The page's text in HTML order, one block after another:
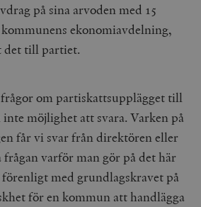
på sina arvoden med 15
ekonomiavdelning,
det till partiet.
om partiskattsupplägget till
möjlighet att svara. Varken på
får vi svar från direktören eller
frågan varför man gör på det här
med grundlagskravet på
för en kommun att handlägga